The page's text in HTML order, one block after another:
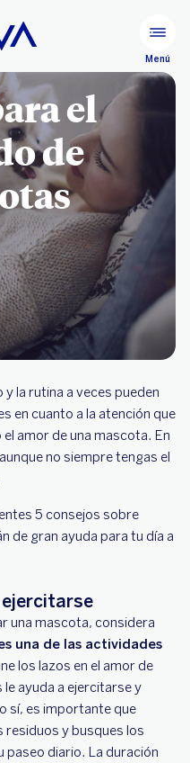
Menú
el
de
la rutina a veces pueden
en cuanto a la atención que
amor de una mascota. En
no siempre tengas el
5 consejos sobre
de gran ayuda para tu día a
una mascota, considera
una de las actividades
los lazos en el amor de
ayuda a ejercitarse y
sí, es importante que
residuos y busques los
paseo diario. La duración